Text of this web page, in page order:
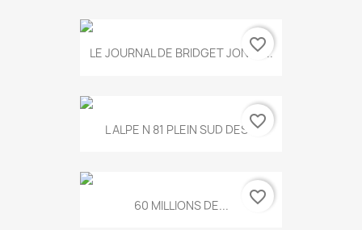
LE JOURNAL DE BRIDGET JONES...
favorite_border
L ALPE N 81 PLEIN SUD DES...favorite_border
60 MILLIONS DE... favorite_border